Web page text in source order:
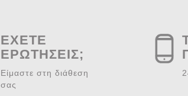
ΕΧΕΤΕ
ΕΡΩΤΗΣΕΙΣ;
Είμαστε στη διάθεση
σας